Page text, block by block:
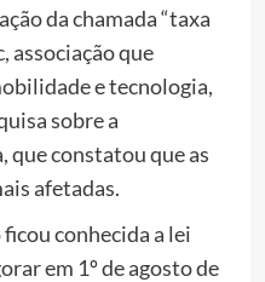
da chamada “taxa
associação que
e tecnologia,
sobre a
que constatou que as
afetadas.
conhecida a lei
em 1º de agosto de